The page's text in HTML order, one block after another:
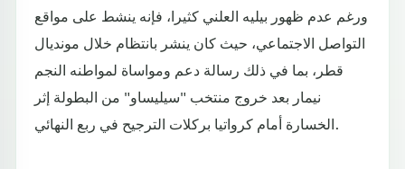
ورغم عدم ظهور بيليه العلني كثيرا، فإنه ينشط على مواقع
التواصل الاجتماعي، حيث كان ينشر بانتظام خلال مونديال
قطر، بما في ذلك رسالة دعم ومواساة لمواطنه النجم
نيمار بعد خروج منتخب "سيليساو" من البطولة إثر
الخسارة أمام كرواتيا بركلات الترجيح في ربع النهائي.